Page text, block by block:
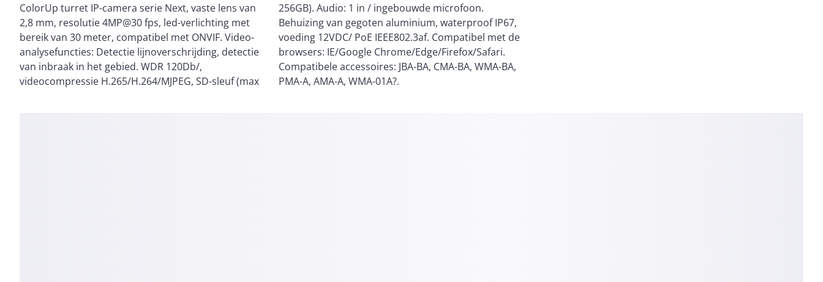
ColorUp turret IP-camera serie Next, vaste lens van
2,8 mm, resolutie 4MP@30 fps, led-verlichting met
bereik van 30 meter, compatibel met ONVIF. Video-
analysefuncties: Detectie lijnoverschrijding, detectie
van inbraak in het gebied. WDR 120Db/,
videocompressie H.265/H.264/MJPEG, SD-sleuf (max
256GB). Audio: 1 in / ingebouwde microfoon.
Behuizing van gegoten aluminium, waterproof IP67,
voeding 12VDC/ PoE IEEE802.3af. Compatibel met de
browsers: IE/Google Chrome/Edge/Firefox/Safari.
Compatibele accessoires: JBA-BA, CMA-BA, WMA-BA,
PMA-A, AMA-A, WMA-01A?.